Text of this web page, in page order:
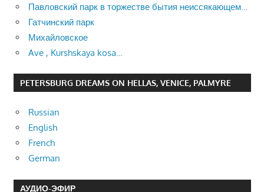
Павловский парк в торжестве бытия неиссякающем…
Гатчинский парк
Михайловское
Ave , Kurshskaya kosa…
PETERSBURG DREAMS ON HELLAS, VENICE, PALMYRE
Russian
English
French
German
АУДИО-ЭФИР